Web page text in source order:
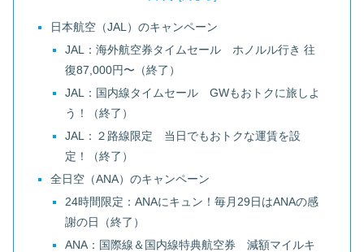
日本航空（JAL）のキャンペーン
JAL：海外航空券タイムセール ホノルル行き 往
復87,000円〜（終了）
JAL：国内線タイムセール GWもおトクに旅しよ
う！（終了）
JAL：２路線限定 当日でもおトクな運賃を設
定！（終了）
全日空（ANA）のキャンペーン
24時間限定：ANAにキュン！毎月29日はANAの感
謝の日（終了）
ANA：国際線＆国内線特典航空券 減額マイルキ